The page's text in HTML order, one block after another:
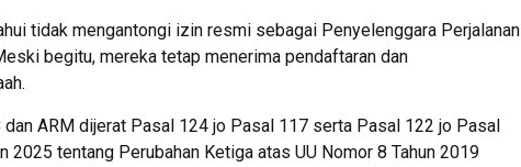
tidak mengantongi izin resmi sebagai Penyelenggara Perjalanan
begitu, mereka tetap menerima pendaftaran dan
dan ARM dijerat Pasal 124 jo Pasal 117 serta Pasal 122 jo Pasal
2025 tentang Perubahan Ketiga atas UU Nomor 8 Tahun 2019